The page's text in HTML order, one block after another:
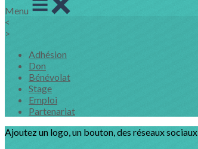
Menu
<
>
Adhésion
Don
Bénévolat
Stage
Emploi
Partenariat
Ajoutez un logo, un bouton, des réseaux sociaux